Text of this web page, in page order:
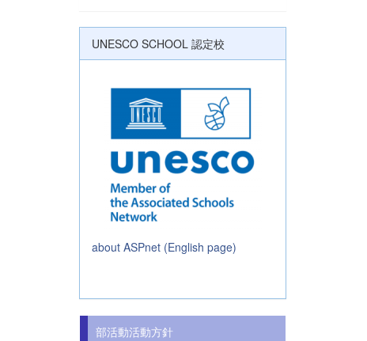
UNESCO SCHOOL 認定校
about ASPnet (English page)
部活動活動方針